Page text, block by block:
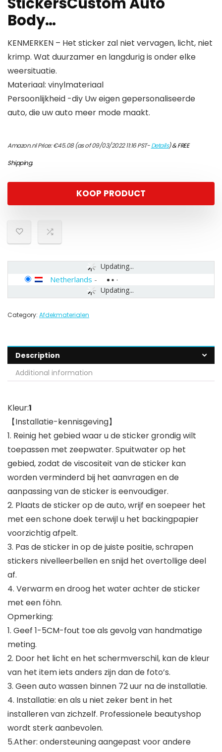
Body…
KENMERKEN – Het sticker zal niet vervagen, licht, niet
krimp. Wat duurzamer en langdurig is onder elke
weersituatie.
Materiaal: vinylmateriaal
Persoonlijkheid -diy Uw eigen gepersonaliseerde
auto, die uw auto meer mode maakt.
Amazon.nl Price:€45.08(as of 09/03/2022 11:16 PST-Details)&FREE
Shipping.
KOOP PRODUCT
Updating...
Updating...
Netherlands -
Category: Afdekmaterialen
Description
Additional information
Kleur:1
【Installatie-kennisgeving】
1. Reinig het gebied waar u de sticker grondig wilt
toepassen met zeepwater. Spuitwater op het
gebied, zodat de viscositeit van de sticker kan
worden verminderd bij het aanvragen en de
aanpassing van de sticker is eenvoudiger.
2. Plaats de sticker op de auto, wrijf en soepeer het
met een schone doek terwijl u het backingpapier
voorzichtig afpelt.
3. Pas de sticker in op de juiste positie, schrapen
stickers nivelleerbellen en snijd het overtollige deel
af.
4. Verwarm en droog het water achter de sticker
met een föhn.
Opmerking:
1. Geef 1-5CM-fout toe als gevolg van handmatige
meting.
2. Door het licht en het schermverschil, kan de kleur
van het item iets anders zijn dan de foto’s.
3. Geen auto wassen binnen 72 uur na de installatie.
4. Installatie: en als u niet zeker bent in het
installeren van zichzelf. Professionele beautyshop
wordt sterk aanbevolen.
5.Ather: ondersteuning aangepast voor andere